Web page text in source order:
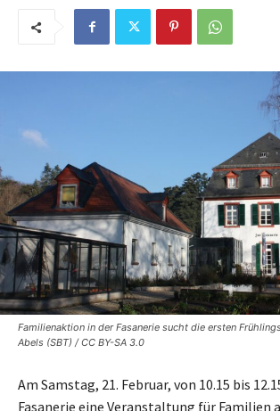
Familienaktion in der Fasanerie sucht die ersten
Abels (SBT) / CC BY-SA 3.0
Am Samstag, 21. Februar, von 10.15 bis
Fasanerie eine Veranstaltung für Familien